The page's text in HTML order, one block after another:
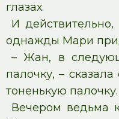
глазах.
И
однажды Мари
– Жан, в
палочку, –
тоненькую палочку.
Вечером ведьма